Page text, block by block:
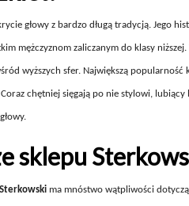
głowy z bardzo długą tradycją. Jego
mężczyznom zaliczanym do klasy
wyższych sfer. Największą popularność
chętniej sięgają po nie stylowi,
sklepu
Sterkowski ma mnóstwo wątpliwości